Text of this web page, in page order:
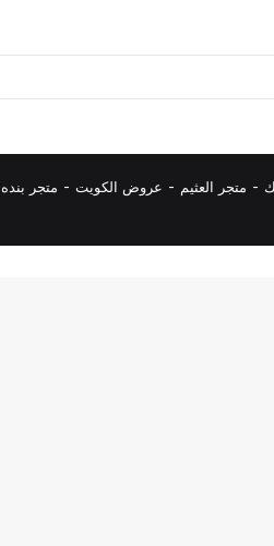
- متجر العثيم - عروض الكويت - متجر بنده